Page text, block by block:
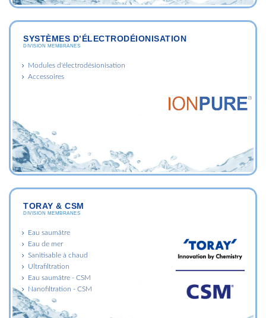
SYSTÈMES D’ÉLECTRODÉIONISATION
DIVISION MEMBRANES
Modules d'électrodésionisation
Accessoires
TORAY & CSM
DIVISION MEMBRANES
Eau saumâtre
Eau de mer
Sanitisable à chaud
Ultrafiltration
Eau saumâtre - CSM
Nanofiltration - CSM